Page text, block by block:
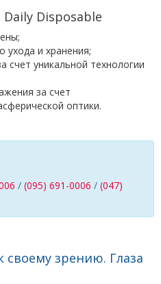
Disposable
ухода и хранения;
счет уникальной технологии
за счет
оптики.
/ (095) 691-0006 / (047)
своему зрению. Глаза